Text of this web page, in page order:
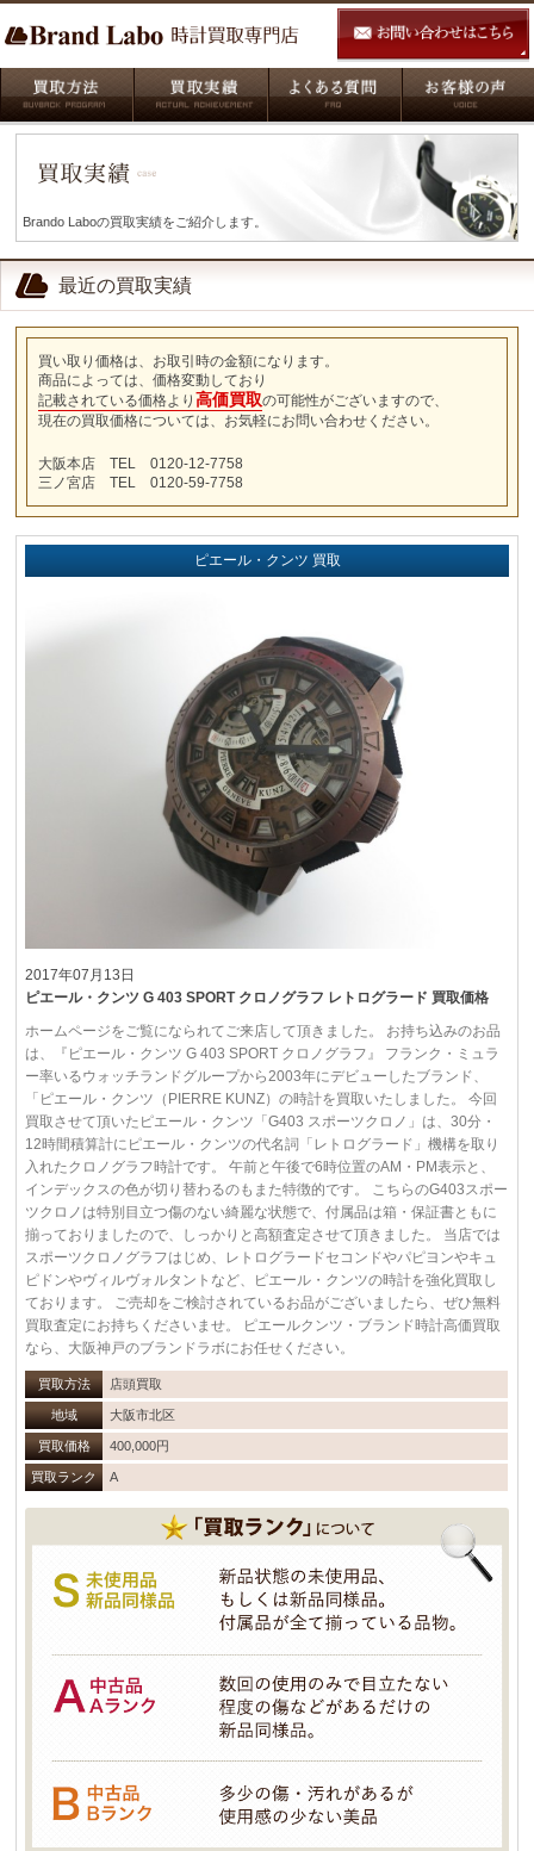
Brando Laboの買取実績をご紹介します。
最近の買取実績
買い取り価格は、お取引時の金額になります。
商品によっては、価格変動しており
記載されている価格より 高価買取の可能性がございますので、
現在の買取価格については、お気軽にお問い合わせください。
大阪本店 TEL 0120-12-7758
三ノ宮店 TEL 0120-59-7758
ピエール・クンツ 買取
2017年07月13日
ピエール・クンツ G 403 SPORT クロノグラフ レトログラード 買取価格
ホームページをご覧になられてご来店して頂きました。 お持ち込みのお品
は、『ピエール・クンツ G 403 SPORT クロノグラフ』 フランク・ミュラ
ー率いるウォッチランドグループから2003年にデビューしたブランド、
「ピエール・クンツ（PIERRE KUNZ）の時計を買取いたしました。 今回
買取させて頂いたピエール・クンツ「G403 スポーツクロノ」は、30分・
12時間積算計にピエール・クンツの代名詞「レトログラード」機構を取り
入れたクロノグラフ時計です。 午前と午後で6時位置のAM・PM表示と、
インデックスの色が切り替わるのもまた特徴的です。 こちらのG403スポー
ツクロノは特別目立つ傷のない綺麗な状態で、付属品は箱・保証書ともに
揃っておりましたので、しっかりと高額査定させて頂きました。 当店では
スポーツクロノグラフはじめ、レトログラードセコンドやパピヨンやキュ
ピドンやヴィルヴォルタントなど、ピエール・クンツの時計を強化買取し
ております。 ご売却をご検討されているお品がございましたら、ぜひ無料
買取査定にお持ちくださいませ。 ピエールクンツ・ブランド時計高価買取
なら、大阪神戸のブランドラボにお任せください。
買取方法 店頭買取
地域 大阪市北区
買取価格 400,000円
買取ランク A